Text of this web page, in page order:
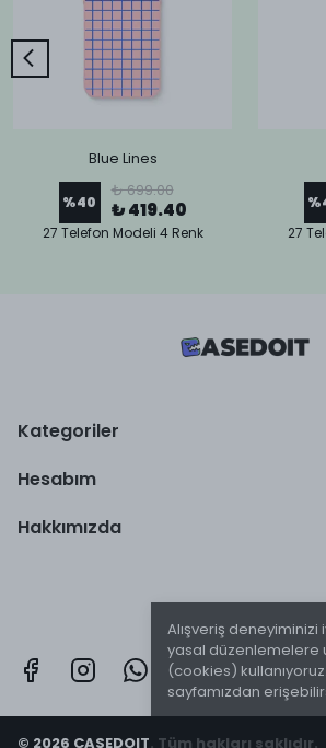
Alışveriş deneyiminizi
yasal düzenlemelere
(cookies)
sayfamızdan
Blue Lines
%40
₺ 699.00
₺ 419.40
27 Telefon Modeli 4 Renk
%
27
Kategoriler
Hesabım
Hakkımızda
© 2026 CASEDOIT. Tüm hakları saklıdır.